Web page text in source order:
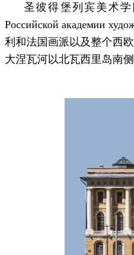
圣彼得堡列宾美术学院
Российской академии
利和法国画派以及整个西
大涅瓦河以北瓦西里岛南